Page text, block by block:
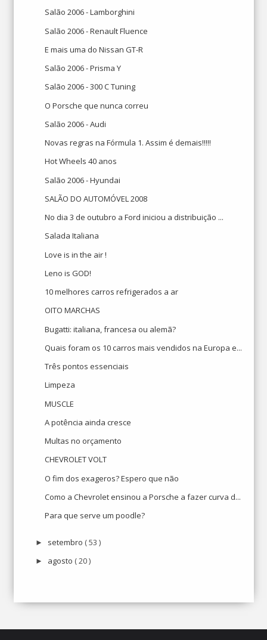
Salão 2006 - Lamborghini
Salão 2006 - Renault Fluence
E mais uma do Nissan GT-R
Salão 2006 - Prisma Y
Salão 2006 - 300 C Tuning
O Porsche que nunca correu
Salão 2006 - Audi
Novas regras na Fórmula 1. Assim é demais!!!!!
Hot Wheels 40 anos
Salão 2006 - Hyundai
SALÃO DO AUTOMÓVEL 2008
No dia 3 de outubro a Ford iniciou a distribuição ...
Salada Italiana
Love is in the air !
Leno is GOD!
10 melhores carros refrigerados a ar
OITO MARCHAS
Bugatti: italiana, francesa ou alemã?
Quais foram os 10 carros mais vendidos na Europa e...
Três pontos essenciais
Limpeza
MUSCLE
A potência ainda cresce
Multas no orçamento
CHEVROLET VOLT
O fim dos exageros? Espero que não
Como a Chevrolet ensinou a Porsche a fazer curva d...
Para que serve um poodle?
► setembro ( 53 )
► agosto ( 20 )